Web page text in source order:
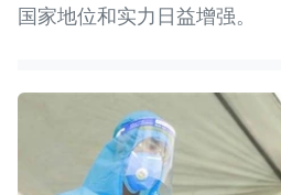
国家地位和实力日益增强。